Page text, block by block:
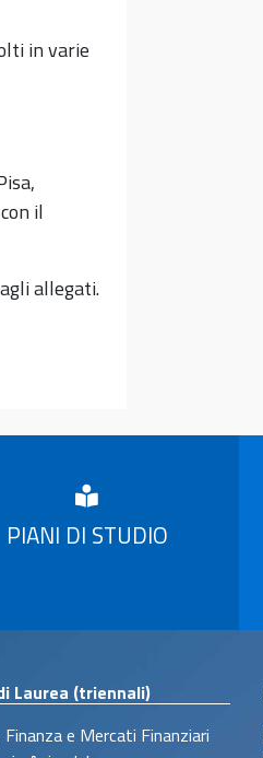
in varie
il
allegati.
PIANI DI STUDIO
Laurea (triennali)
Finanza e Mercati Finanziari